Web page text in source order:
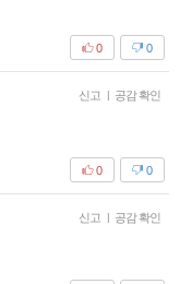
0
0
신고 | 공감 확인
0
0
신고 | 공감 확인